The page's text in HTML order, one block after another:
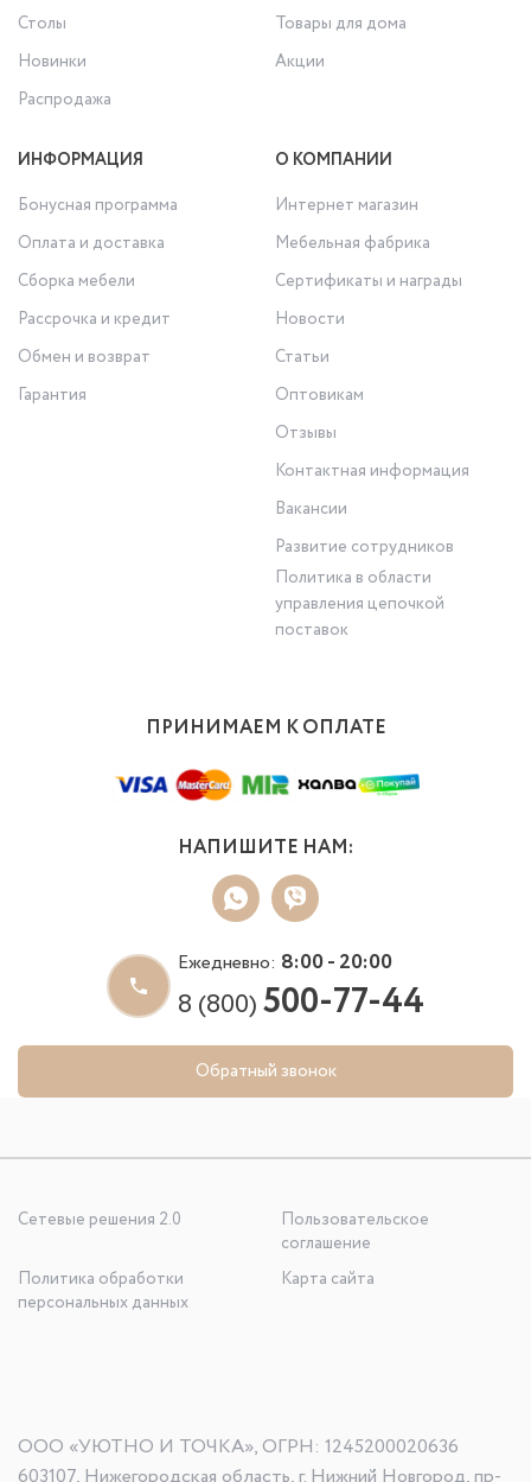
Столы
Товары для дома
Новинки
Акции
Распродажа
ИНФОРМАЦИЯ
Бонусная программа
Оплата и доставка
Сборка мебели
Рассрочка и кредит
Обмен и возврат
Гарантия
О КОМПАНИИ
Интернет магазин
Мебельная фабрика
Сертификаты и награды
Новости
Статьи
Оптовикам
Отзывы
Контактная информация
Вакансии
Развитие сотрудников
Политика в области
управления цепочкой
поставок
ПРИНИМАЕМ К ОПЛАТЕ
НАПИШИТЕ НАМ:
Ежедневно: 8:00 - 20:00
8 (800)500-77-44
Обратный звонок
Сетевые решения 2.0
Пользовательское
соглашение
Политика обработки
персональных данных
Карта сайта
ООО «УЮТНО И ТОЧКА», ОГРН: 1245200020636